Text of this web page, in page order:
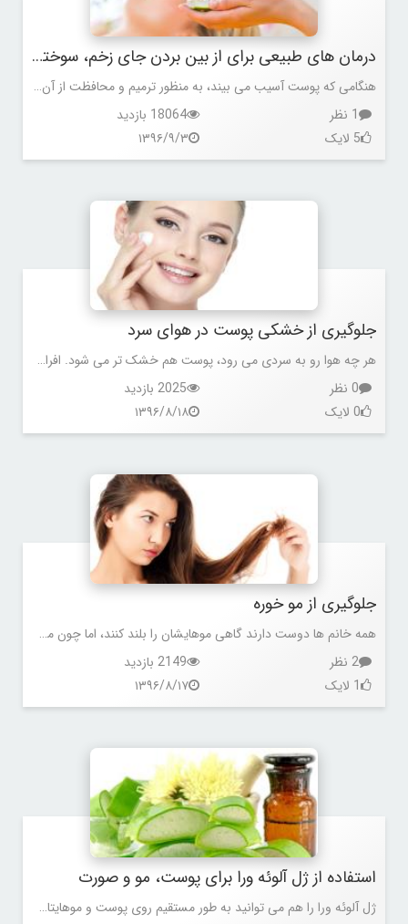
درمان های طبیعی برای از بین بردن جای زخم، سوختگی و بخیه
هنگامی که پوست آسیب می بیند، به منظور ترمیم و محافظت از آن، نوعی بافت فیبری که به عنوان بافت اسکار شناخته می شود،
1 نظر
18064 بازدید
5 لایک
۱۳۹۶/۹/۳
جلوگیری از خشکی پوست در هوای سرد
هر چه هوا رو به سردی می رود، پوست هم خشک تر می شود. افرادی که پوست خشکی دارند، در هوای سرد پوستشان دچار خارش و التهاب می شود.
0 نظر
2025 بازدید
0 لایک
۱۳۹۶/۸/۱۸
جلوگیری از مو خوره
همه خانم ها دوست دارند گاهی موهایشان را بلند کنند، اما چون می ترسند موخوره بزند، سعی می کنند مرتب موهای خود را کوتاه کنند.
2 نظر
2149 بازدید
1 لایک
۱۳۹۶/۸/۱۷
استفاده از ژل آلوئه ورا برای پوست، مو و صورت
ژل آلوئه ورا را هم می توانید به طور مستقیم روی پوست و موهایتان استفاده کنید، هم می توانید با روش های دیگری از آن استفاده کنید.